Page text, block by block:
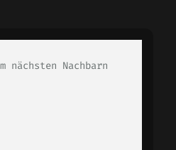
nächsten Nachbarn